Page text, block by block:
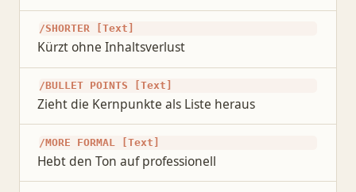
/SHORTER [Text]
Kürzt ohne Inhaltsverlust
/BULLET POINTS [Text]
Zieht die Kernpunkte als Liste heraus
/MORE FORMAL [Text]
Hebt den Ton auf professionell